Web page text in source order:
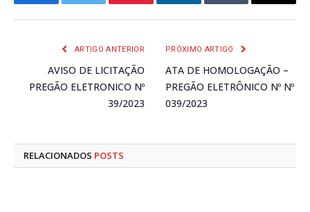
FacebookTwitter Pinterest LinkedInTumblr
E-
ARTIGO ANTERIOR
AVISO DE LICITAÇÃO
PREGÃO ELETRONICO Nº
39/2023
PRÓXIMO ARTIGO
ATA DE HOMOLOGAÇÃO –
PREGÃO ELETRÔNICO Nº Nº
039/2023
RELACIONADOS POSTS